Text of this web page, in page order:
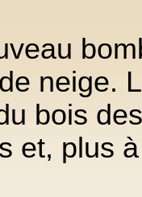
neige.
bois
et, plus